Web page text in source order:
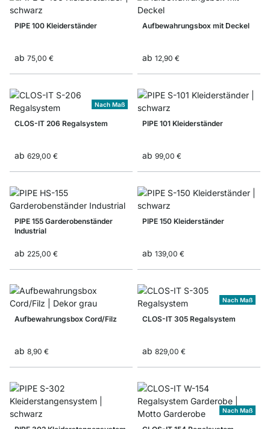
PIPE 100 Kleiderständer
ab 75,00 €
Aufbewahrungsbox mit Deckel
ab 12,90 €
Nach Maß
CLOS-IT 206 Regalsystem
ab 629,00 €
PIPE 101 Kleiderständer
ab 99,00 €
PIPE 155 Garderobenständer
Industrial
ab 225,00 €
PIPE 150 Kleiderständer
ab 139,00 €
Aufbewahrungsbox Cord/Filz
ab 8,90 €
Nach Maß
CLOS-IT 305 Regalsystem
ab 829,00 €
Nach Maß